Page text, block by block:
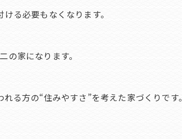
る必要もなくなります。
家になります。
る方の“住みやすさ”を考えた家づくりです。